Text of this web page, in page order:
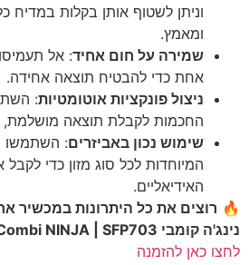
וניתן לשטוף אותן בקלות במדיח
ומאמץ.
שמירה על חום אחיד: אל
אחת כדי להבטיח תוצאה אחידה.
ניצול פונקציות אוטומטיות:
החכמות לקבלת תוצאה מושלמת,
שימוש נכון באביזרים: השתמשו
המיוחדות לכל סוג מזון כדי
האידיאליים.
🔥 רוצים את כל היתרונות במכשיר
נינג'ה קומבי Combi NINJA | SFP703, יבואן רשמי!
לחצו כאן להזמנה